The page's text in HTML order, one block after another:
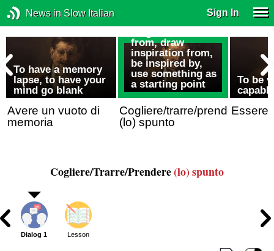
News in Slow Italian Sign In
To have a memory
lapse, to have your
mind go blank
Avere un vuoto di
memoria
from, draw
inspiration from,
be inspired by,
use something as
a starting point
Cogliere/trarre/prendere
(lo) spunto
To be
Essere
Cogliere/Trarre/Prendere(lo) spunto
Dialog 1 Lesson